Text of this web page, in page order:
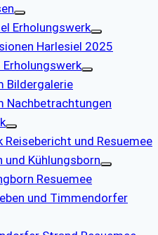
Erholungswerk
Harlesiel 2025
Bildergalerie
Nachbetrachtungen
Reisebericht und Resuemee
und Kühlungsborn
Resuemee
und Timmendorfer